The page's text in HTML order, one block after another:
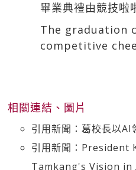
畢業典禮由競技啦
The graduation
competitive
相關連結、圖片
引用新聞：葛校長以
引用新聞：
Tamkang's Vision in